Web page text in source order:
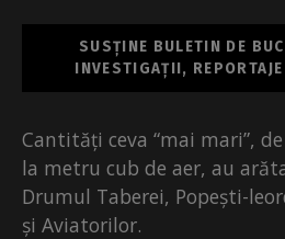
SUSȚINE BULETIN DE
INVESTIGAȚII,
Cantități ceva “mai mari”,
la metru cub de aer, au
Drumul Taberei, Popești-
și Aviatorilor.